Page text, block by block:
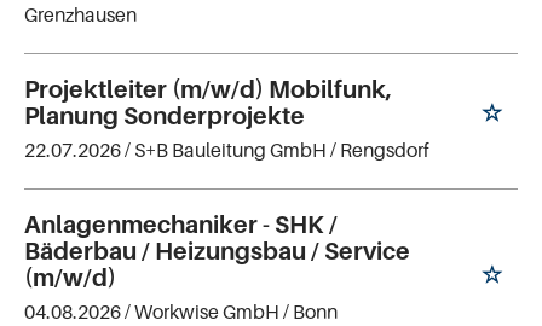
Grenzhausen
Projektleiter (m/w/d) Mobilfunk,
Planung Sonderprojekte
22.07.2026 / S+B Bauleitung GmbH / Rengsdorf
Anlagenmechaniker - SHK /
Bäderbau / Heizungsbau / Service
(m/w/d)
04.08.2026 /Workwise GmbH / Bonn